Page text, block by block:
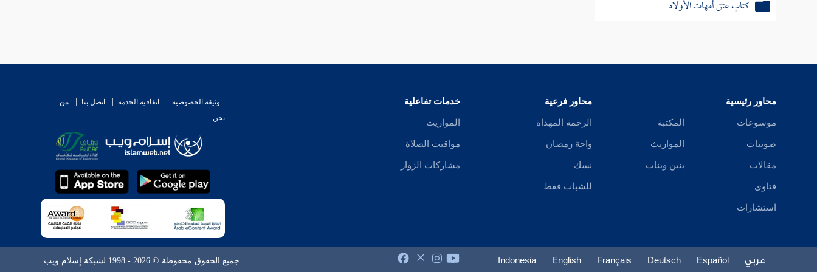
كتاب عتق أمهات الأولاد
محاور رئيسية
موسوعات
صوتيات
مقالات
فتاوى
استشارات
المكتبة
المواريث
بنين وبنات
محاور فرعية
الرحمة المهداة
واحة رمضان
نسك
للشباب فقط
خدمات تفاعلية
المواريث
مواقيت الصلاة
مشاركات الزوار
وثيقة الخصوصية اتفاقية الخدمة اتصل بنا
من
نحن
عربي Español
Deutsch
Français
English
Indonesia جميع الحقوق محفوظة © 2026 - 1998 لشبكة إسلام ويب